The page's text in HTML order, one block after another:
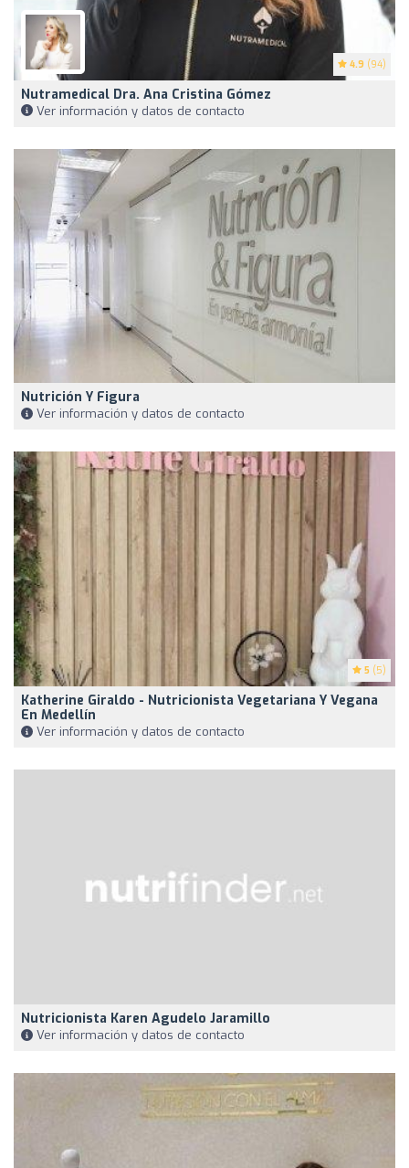
4.9 (94)
Nutramedical Dra. Ana Cristina Gómez
Ver información y datos de contacto
Nutrición Y Figura
Ver información y datos de contacto
5 (5)
Katherine Giraldo - Nutricionista Vegetariana Y Vegana
En Medellín
Ver información y datos de contacto
Nutricionista Karen Agudelo Jaramillo
Ver información y datos de contacto